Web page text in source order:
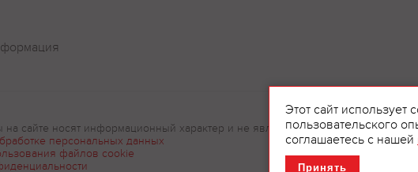
на сайте носят информационный характер и не являются рекламой.
персональных данных
файлов cookie
Этот сайт
пользовательского
соглашаетесь с нашей
Принять